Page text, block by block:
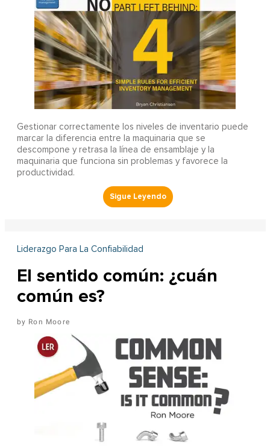
Gestionar correctamente los niveles de inventario puede
marcar la diferencia entre la maquinaria que se
descompone y retrasa la línea de ensamblaje y la
maquinaria que funciona sin problemas y favorece la
productividad.
Liderazgo Para La Confiabilidad
El sentido común: ¿cuán
común es?
Ron Moore